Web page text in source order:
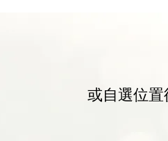
或自選位置